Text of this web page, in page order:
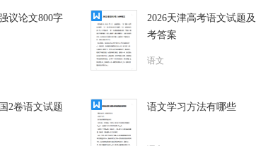
议论文800字
2026天津高考语文试题
考答案
语文
2卷语文试题
语文学习方法有哪些